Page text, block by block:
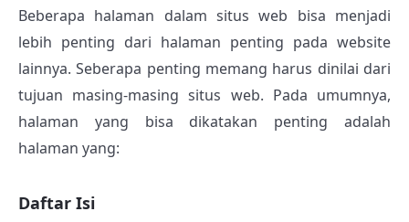
Beberapa halaman dalam situs web bisa menjadi
lebih penting dari halaman penting pada website
lainnya. Seberapa penting memang harus dinilai dari
tujuan masing-masing situs web. Pada umumnya,
halaman yang bisa dikatakan penting adalah
halaman yang:
Daftar Isi